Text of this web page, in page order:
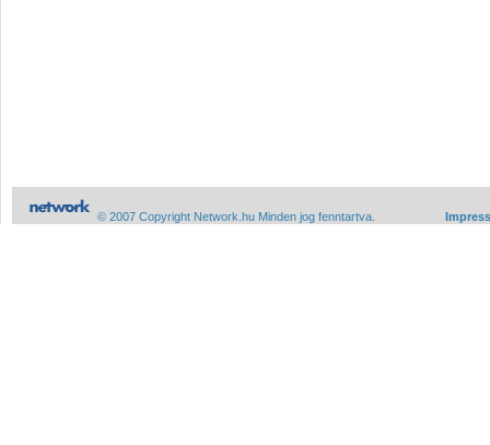
© 2007 Copyright Network.hu Minden jog fenntartva.